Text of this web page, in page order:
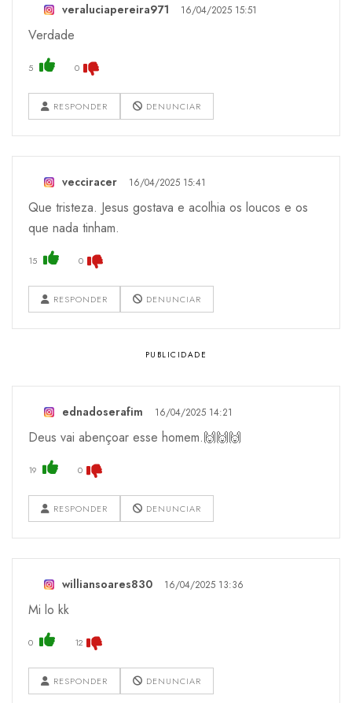
veraluciapereira971 16/04/2025 15:51
Verdade
5 0
RESPONDER DENUNCIAR
vecciracer 16/04/2025 15:41
Que tristeza. Jesus gostava e acolhia os loucos e os
que nada tinham.
15 0
RESPONDER DENUNCIAR
ednadoserafim 16/04/2025 14:21
Deus vai abençoar esse homem.🙌🙌🙌
19 0
RESPONDER DENUNCIAR
williansoares830 16/04/2025 13:36
Mi lo kk
0 12
RESPONDER DENUNCIAR